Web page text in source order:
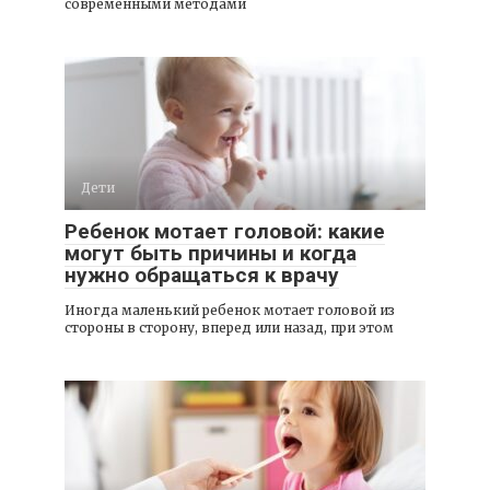
современными методами
Дети
Ребенок мотает головой: какие
могут быть причины и когда
нужно обращаться к врачу
Иногда маленький ребенок мотает головой из
стороны в сторону, вперед или назад, при этом